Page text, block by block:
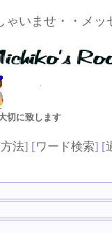
メッセージあり
切に致します
法] [ワード検索] [